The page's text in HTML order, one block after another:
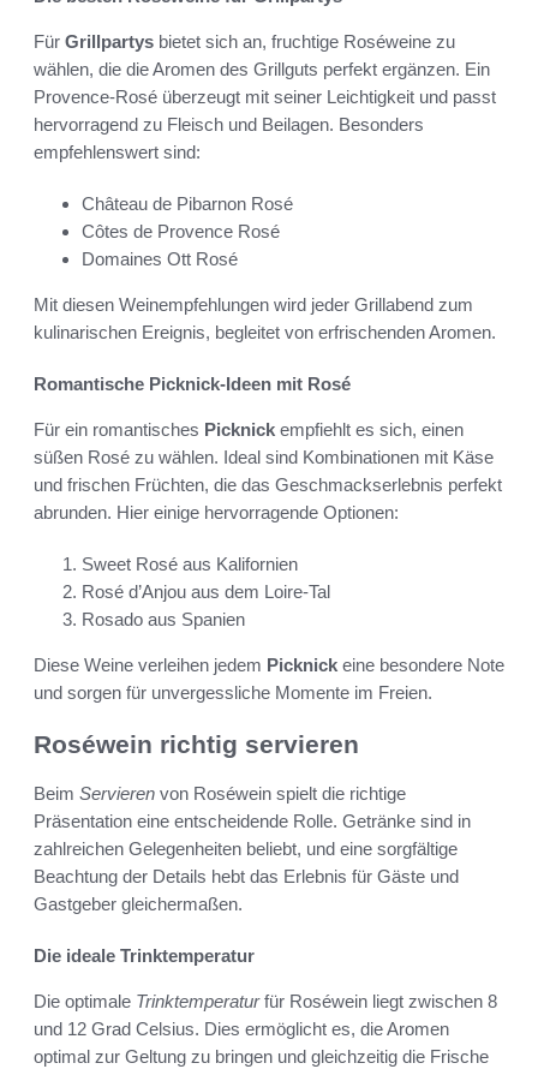
Für Grillpartys bietet sich an, fruchtige Roséweine zu
wählen, die die Aromen des Grillguts perfekt ergänzen. Ein
Provence-Rosé überzeugt mit seiner Leichtigkeit und passt
hervorragend zu Fleisch und Beilagen. Besonders
empfehlenswert sind:
Château de Pibarnon Rosé
Côtes de Provence Rosé
Domaines Ott Rosé
Mit diesen Weinempfehlungen wird jeder Grillabend zum
kulinarischen Ereignis, begleitet von erfrischenden Aromen.
Romantische Picknick-Ideen mit Rosé
Für ein romantisches Picknick empfiehlt es sich, einen
süßen Rosé zu wählen. Ideal sind Kombinationen mit Käse
und frischen Früchten, die das Geschmackserlebnis perfekt
abrunden. Hier einige hervorragende Optionen:
Sweet Rosé aus Kalifornien
Rosé d’Anjou aus dem Loire-Tal
Rosado aus Spanien
Diese Weine verleihen jedem Picknick eine besondere Note
und sorgen für unvergessliche Momente im Freien.
Roséwein richtig servieren
Beim Servieren von Roséwein spielt die richtige
Präsentation eine entscheidende Rolle. Getränke sind in
zahlreichen Gelegenheiten beliebt, und eine sorgfältige
Beachtung der Details hebt das Erlebnis für Gäste und
Gastgeber gleichermaßen.
Die ideale Trinktemperatur
Die optimale Trinktemperaturfür Roséwein liegt zwischen 8
und 12 Grad Celsius. Dies ermöglicht es, die Aromen
optimal zur Geltung zu bringen und gleichzeitig die Frische